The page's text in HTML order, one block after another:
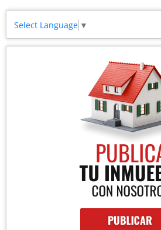
Select Language ▼